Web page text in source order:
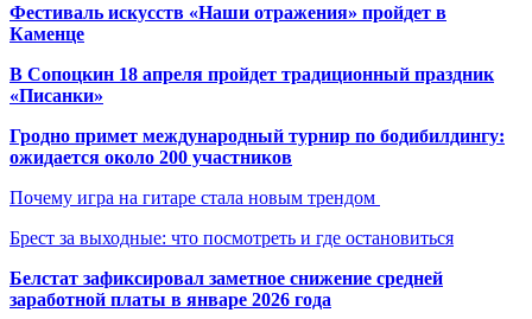
Фестиваль искусств «Наши отражения» пройдет в
Каменце
В Сопоцкин 18 апреля пройдет традиционный праздник
«Писанки»
Гродно примет международный турнир по бодибилдингу:
ожидается около 200 участников
Почему игра на гитаре стала новым трендом
Брест за выходные: что посмотреть и где остановиться
Белстат зафиксировал заметное снижение средней
заработной платы в январе 2026 года